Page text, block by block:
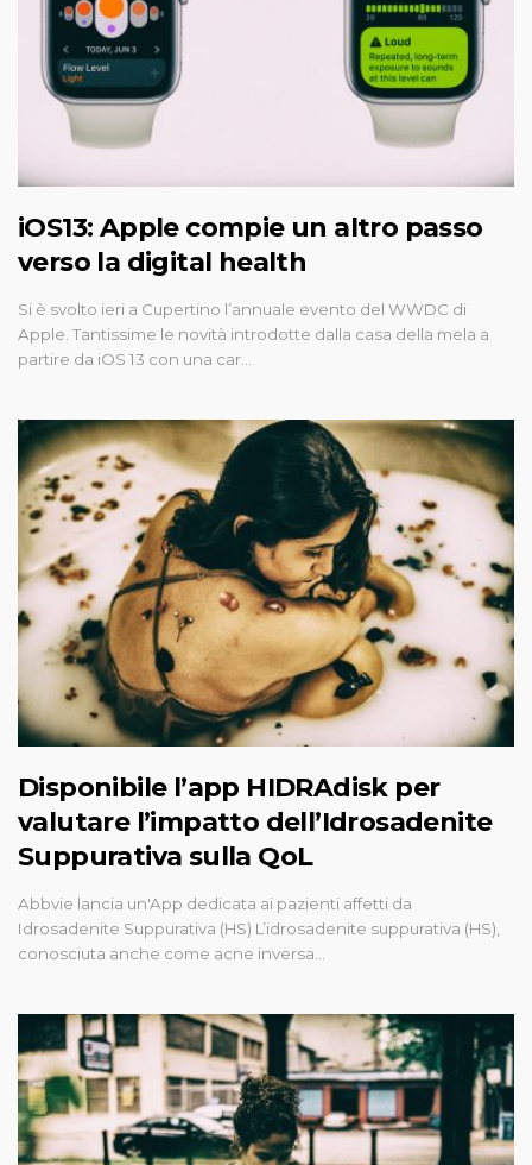
iOS13: Apple compie un altro passo
verso la digital health
Si è svolto ieri a Cupertino l’annuale evento del WWDC di
Apple. Tantissime le novità introdotte dalla casa della mela a
partire da iOS 13 con una car…
Disponibile l’app HIDRAdisk per
valutare l’impatto dell’Idrosadenite
Suppurativa sulla QoL
Abbvie lancia un'App dedicata ai pazienti affetti da
Idrosadenite Suppurativa (HS) L’idrosadenite suppurativa (HS),
conosciuta anche come acne inversa…